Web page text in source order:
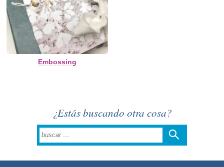
Embossing
¿Estás buscando otra cosa?